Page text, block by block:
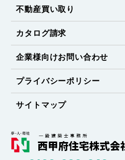
不動産買い取り
カタログ請求
企業様向けお問い合わせ
プライバシーポリシー
サイトマップ